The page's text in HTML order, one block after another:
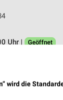
Uhr |
Geöffnet
wird die